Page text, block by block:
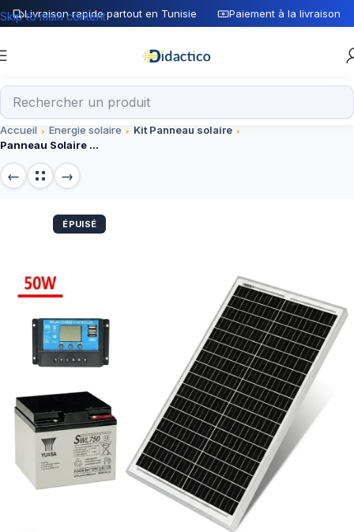
Livraison rapide partout en Tunisie Paiement à la livraison
Skip to main content
Accueil Energie solaire
Kit Panneau solaire
Panneau Solaire 50W – Kit Complet avec Batterie et Contrôleur
ÉPUISÉ